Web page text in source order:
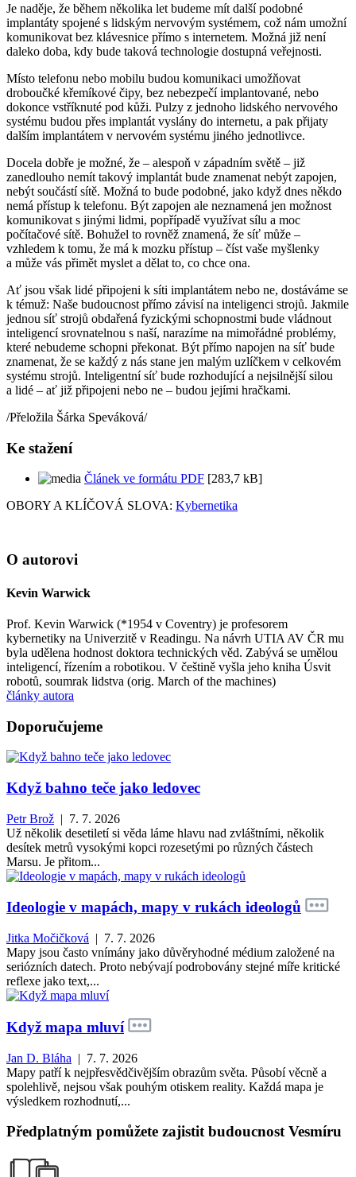
Je naděje, že během několika let budeme mít další podobné
implantáty spojené s lidským nervovým systémem, což nám umožní
komunikovat bez klávesnice přímo s internetem. Možná již není
daleko doba, kdy bude taková technologie dostupná veřejnosti.
Místo telefonu nebo mobilu budou komunikaci umožňovat
droboučké křemíkové čipy, bez nebezpečí implantované, nebo
dokonce vstříknuté pod kůži. Pulzy z jednoho lidského nervového
systému budou přes implantát vyslány do internetu, a pak přijaty
dalším implantátem v nervovém systému jiného jednotlivce.
Docela dobře je možné, že – alespoň v západním světě – již
zanedlouho nemít takový implantát bude znamenat nebýt zapojen,
nebýt součástí sítě. Možná to bude podobné, jako když dnes někdo
nemá přístup k telefonu. Být zapojen ale neznamená jen možnost
komunikovat s jinými lidmi, popřípadě využívat sílu a moc
počítačové sítě. Bohužel to rovněž znamená, že síť může –
vzhledem k tomu, že má k mozku přístup – číst vaše myšlenky
a může vás přimět myslet a dělat to, co chce ona.
Ať jsou však lidé připojeni k síti implantátem nebo ne, dostáváme se
k témuž: Naše budoucnost přímo závisí na inteligenci strojů. Jakmile
jednou síť strojů obdařená fyzickými schopnostmi bude vládnout
inteligencí srovnatelnou s naší, narazíme na mimořádné problémy,
které nebudeme schopni překonat. Být přímo napojen na síť bude
znamenat, že se každý z nás stane jen malým uzlíčkem v celkovém
systému strojů. Inteligentní síť bude rozhodující a nejsilnější silou
a lidé – ať již připojeni nebo ne – budou jejími hračkami.
/Přeložila Šárka Speváková/
Ke stažení
Článek ve formátu PDF [283,7 kB]
OBORY A KLÍČOVÁ SLOVA: Kybernetika
O autorovi
Kevin Warwick
Prof. Kevin Warwick (*1954 v Coventry) je profesorem
kybernetiky na Univerzitě v Readingu. Na návrh UTIA AV ČR mu
byla udělena hodnost doktora technických věd. Zabývá se umělou
inteligencí, řízením a robotikou. V češtině vyšla jeho kniha Úsvit
robotů, soumrak lidstva (orig. March of the machines)
články autora
Doporučujeme
Když bahno teče jako ledovec
Petr Brož | 7. 7. 2026
Už několik desetiletí si věda láme hlavu nad zvláštními, několik
desítek metrů vysokými kopci rozesetými po různých částech
Marsu. Je přitom...
Ideologie v mapách, mapy v rukách ideologů
Jitka Močičková | 7. 7. 2026
Mapy jsou často vnímány jako důvěryhodné médium založené na
seriózních datech. Proto nebývají podrobovány stejné míře kritické
reflexe jako text,...
Když mapa mluví
Jan D. Bláha | 7. 7. 2026
Mapy patří k nejpřesvědčivějším obrazům světa. Působí věcně a
spolehlivě, nejsou však pouhým otiskem reality. Každá mapa je
výsledkem rozhodnutí,...
Předplatným pomůžete zajistit budoucnost Vesmíru